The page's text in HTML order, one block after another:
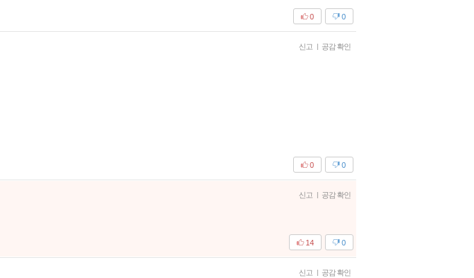
0
0
신고 | 공감 확인
0
0
신고 | 공감 확인
0
14
신고 | 공감 확인